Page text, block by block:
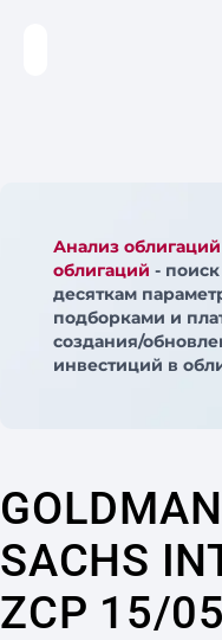
Анализ облигаций
облигаций -
десяткам
подборками и
создания/
инвестиций в
GOLDMAN
SACHS
ZCP 15/